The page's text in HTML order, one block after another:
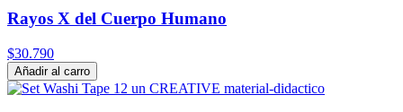
Rayos X del Cuerpo Humano
$30.790
Añadir al carro